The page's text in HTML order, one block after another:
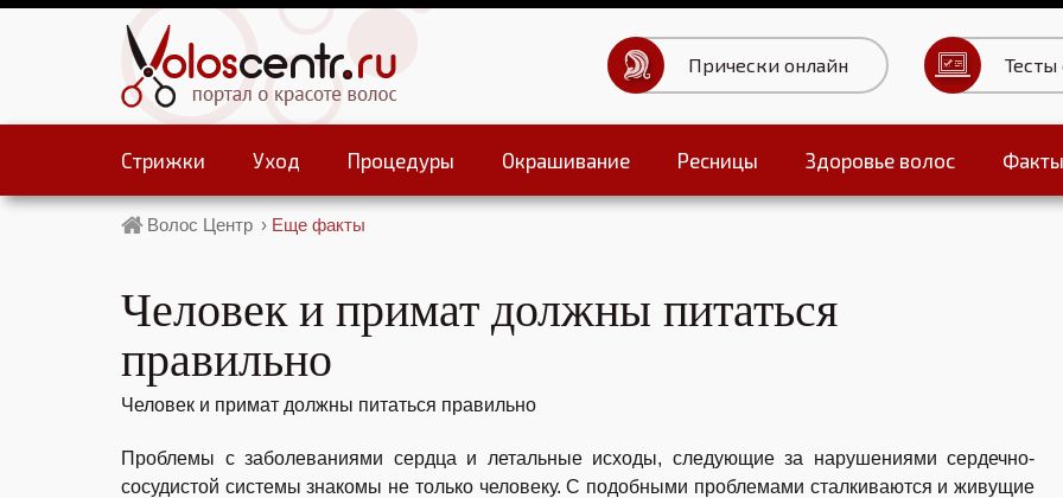
Прически онлайн Тесты
Стрижки Уход Процедуры Окрашивание Ресницы Здоровье волос Факты
Волос Центр › Еще факты
Человек и примат должны питаться
правильно
Человек и примат должны питаться правильно
Проблемы с заболеваниями сердца и летальные исходы, следующие за нарушениями сердечно-
сосудистой системы знакомы не только человеку. С подобными проблемами сталкиваются и живущие